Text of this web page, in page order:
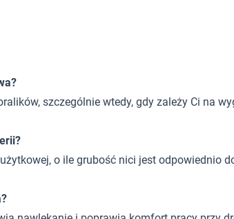
szczególnie wtedy, gdy zależy Ci na
o ile grubość nici jest odpowiednio